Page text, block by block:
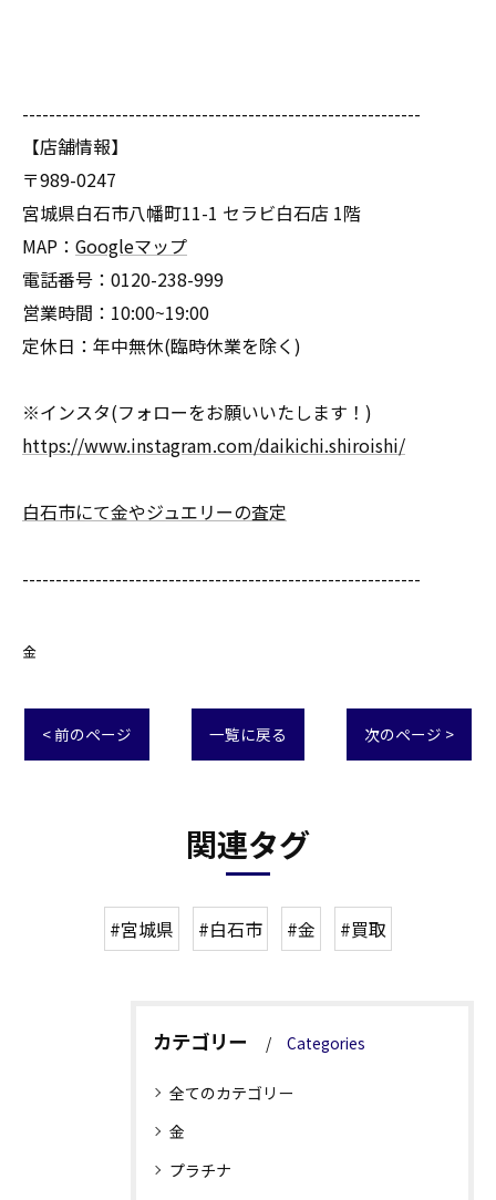
------------------------------------------------------------
【店舗情報】
〒989-0247
宮城県白石市八幡町11-1 セラビ白石店 1階
MAP： Googleマップ
電話番号：0120-238-999
営業時間：10:00~19:00
定休日：年中無休(臨時休業を除く)
※インスタ(フォローをお願いいたします！)
https://www.instagram.com/daikichi.shiroishi/
白石市にて金やジュエリーの査定
------------------------------------------------------------
金
< 前のページ 一覧に戻る 次のページ >
関連タグ
#宮城県 #白石市 #金 #買取
カテゴリー Categories
全てのカテゴリー
金
プラチナ